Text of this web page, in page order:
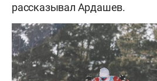
рассказывал Ардашев.